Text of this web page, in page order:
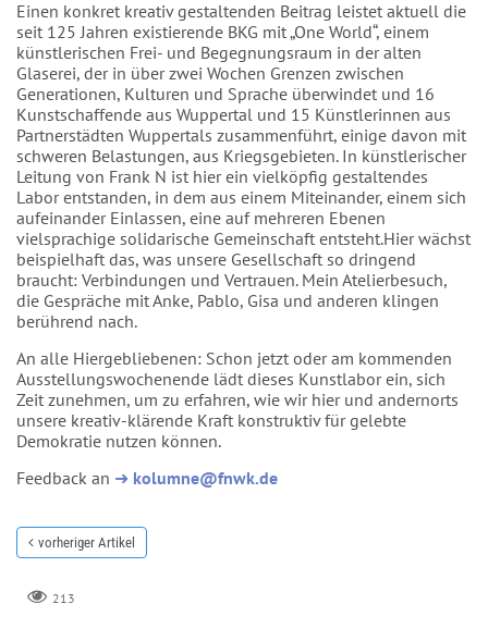
Einen konkret kreativ gestaltenden Beitrag leistet aktuell die
seit 125 Jahren existierende BKG mit „One World“, einem
künstlerischen Frei- und Begegnungsraum in der alten
Glaserei, der in über zwei Wochen Grenzen zwischen
Generationen, Kulturen und Sprache überwindet und 16
Kunstschaffende aus Wuppertal und 15 Künstlerinnen aus
Partnerstädten Wuppertals zusammenführt, einige davon mit
schweren Belastungen, aus Kriegsgebieten. In künstlerischer
Leitung von Frank N ist hier ein vielköpfig gestaltendes
Labor entstanden, in dem aus einem Miteinander, einem sich
aufeinander Einlassen, eine auf mehreren Ebenen
vielsprachige solidarische Gemeinschaft entsteht.Hier wächst
beispielhaft das, was unsere Gesellschaft so dringend
braucht: Verbindungen und Vertrauen. Mein Atelierbesuch,
die Gespräche mit Anke, Pablo, Gisa und anderen klingen
berührend nach.
An alle Hiergebliebenen: Schon jetzt oder am kommenden
Ausstellungswochenende lädt dieses Kunstlabor ein, sich
Zeit zunehmen, um zu erfahren, wie wir hier und andernorts
unsere kreativ-klärende Kraft konstruktiv für gelebte
Demokratie nutzen können.
Feedback an ➜ kolumne@fnwk.de
vorheriger Artikel
213